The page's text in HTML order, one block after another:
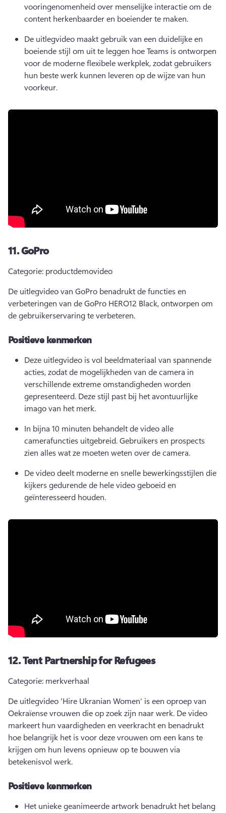
vooringenomenheid over menselijke interactie om de
content herkenbaarder en boeiender te maken.
De uitlegvideo maakt gebruik van een duidelijke en
boeiende stijl om uit te leggen hoe Teams is ontworpen
voor de moderne flexibele werkplek, zodat gebruikers
hun beste werk kunnen leveren op de wijze van hun
voorkeur.
11.GoPro
Categorie: productdemovideo
De uitlegvideo van GoPro benadrukt de functies en
verbeteringen van de GoPro HERO12 Black, ontworpen om
de gebruikerservaring te verbeteren.
Positieve kenmerken
Deze uitlegvideo is vol beeldmateriaal van spannende
acties, zodat de mogelijkheden van de camera in
verschillende extreme omstandigheden worden
gepresenteerd. Deze stijl past bij het avontuurlijke
imago van het merk.
In bijna 10 minuten behandelt de video alle
camerafuncties uitgebreid. Gebruikers en prospects
zien alles wat ze moeten weten over de camera.
De video deelt moderne en snelle bewerkingsstijlen die
kijkers gedurende de hele video geboeid en
geïnteresseerd houden.
12.Tent Partnership for Refugees
Categorie: merkverhaal
De uitlegvideo 'Hire Ukranian Women' is een oproep van
Oekraïense vrouwen die op zoek zijn naar werk. De video
markeert hun vaardigheden en veerkracht en benadrukt
hoe belangrijk het is voor deze vrouwen om een kans te
krijgen om hun levens opnieuw op te bouwen via
betekenisvol werk.
Positieve kenmerken
Het unieke geanimeerde artwork benadrukt het belang